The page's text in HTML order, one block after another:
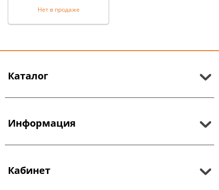
Нет в продаже
Каталог
Информация
Кабинет